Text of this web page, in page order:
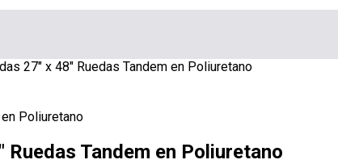
27″ x 48″ Ruedas Tandem en Poliuretano
Tandem en Poliuretano